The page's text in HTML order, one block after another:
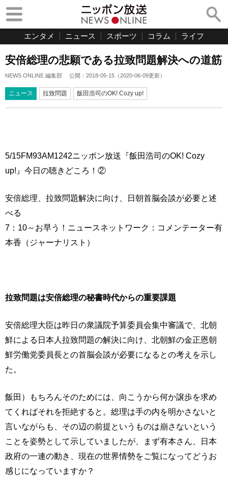
エンタメ ニュース スポーツ コラム ライフ
安倍総理の悲願である拉致問題解決への道筋
NEWS ONLINE 編集部 公開： 2018-05-15 （2020-06-09更新）
ニュース 拉致問題 飯田浩司のOK! Cozy up!
5/15FM93AM1242ニッポン放送『飯田浩司のOK! Cozy
up!』今日の聴きどころ！②
安倍総理、拉致問題解決に向け、日朝首脳会談が必要と述
べる
7：10～お早う！ニュースネットワーク：コメンテーター有
本香（ジャーナリスト）
拉致問題は安倍総理の秘書時代からの重要課題
安倍総理大臣は昨日の衆議院予算委員会集中審議で、北朝
鮮による日本人拉致問題の解決に向け、北朝鮮の金正恩朝
鮮労働党委員長との首脳会談が必要になるとの考えを示し
た。
飯田）もちろんそのためには、向こうから何か譲歩を求め
てくればそれを拒絶すると。総理は手の内を明かさないと
言いながらも、その辺の前提というものは崩さないという
ことを姿勢として示していましたが、まず有本さん、日本
政府の一連の動き、現在の世界情勢をご覧になってどうお
感じになっていますか？